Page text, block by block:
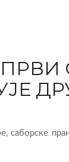
саборске